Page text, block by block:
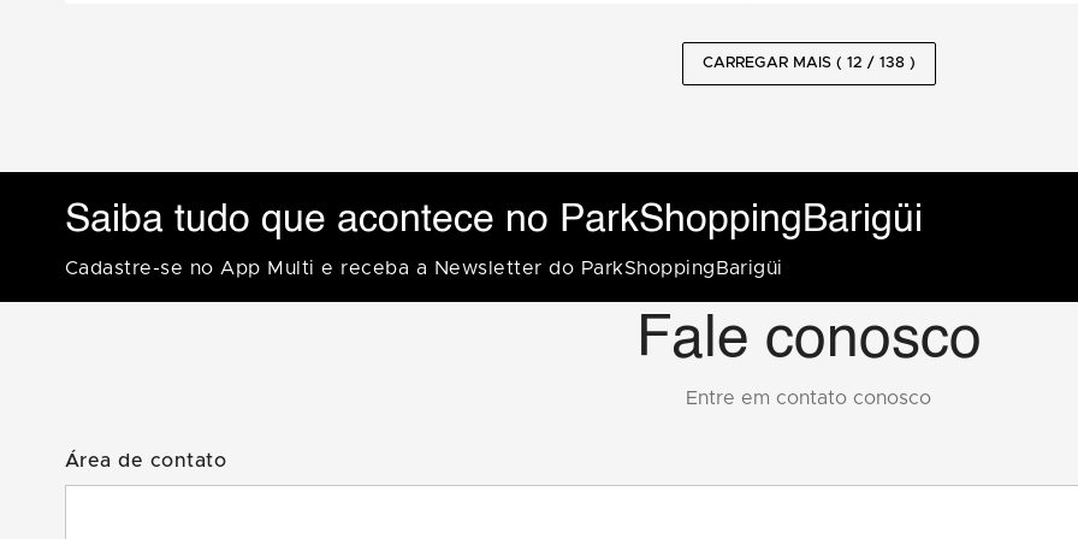
CARREGAR MAIS ( 12 / 138 )
Saiba tudo que acontece no ParkShoppingBarigüi
Cadastre-se no App Multi e receba a Newsletter do ParkShoppingBarigüi
Fale conosco
Entre em contato conosco
Área de contato